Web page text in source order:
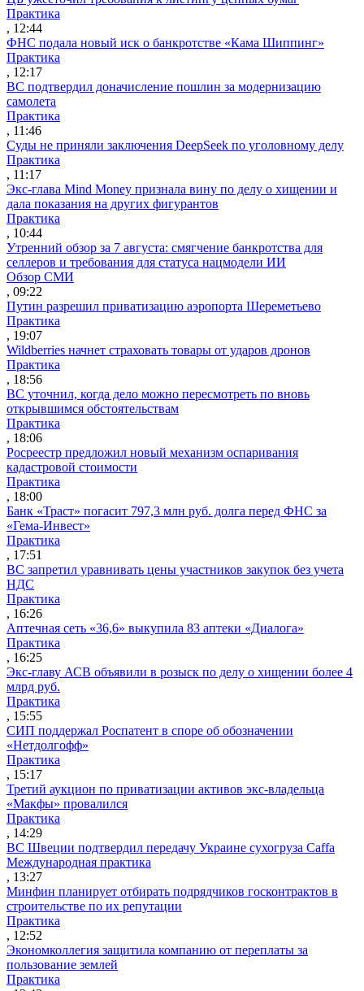
Практика
, 12:44
ФНС подала новый иск о банкротстве «Кама Шиппинг»
Практика
, 12:17
ВС подтвердил доначисление пошлин за модернизацию
самолета
Практика
, 11:46
Суды не приняли заключения DeepSeek по уголовному делу
Практика
, 11:17
Экс-глава Mind Money признала вину по делу о хищении и
дала показания на других фигурантов
Практика
, 10:44
Утренний обзор за 7 августа: смягчение банкротства для
селлеров и требования для статуса нацмодели ИИ
Обзор СМИ
, 09:22
Путин разрешил приватизацию аэропорта Шереметьево
Практика
, 19:07
Wildberries начнет страховать товары от ударов дронов
Практика
, 18:56
ВС уточнил, когда дело можно пересмотреть по вновь
открывшимся обстоятельствам
Практика
, 18:06
Росреестр предложил новый механизм оспаривания
кадастровой стоимости
Практика
, 18:00
Банк «Траст» погасит 797,3 млн руб. долга перед ФНС за
«Гема-Инвест»
Практика
, 17:51
ВС запретил уравнивать цены участников закупок без учета
НДС
Практика
, 16:26
Аптечная сеть «36,6» выкупила 83 аптеки «Диалога»
Практика
, 16:25
Экс-главу АСВ объявили в розыск по делу о хищении более 4
млрд руб.
Практика
, 15:55
СИП поддержал Роспатент в споре об обозначении
«Нетдолгофф»
Практика
, 15:17
Третий аукцион по приватизации активов экс-владельца
«Макфы» провалился
Практика
, 14:29
ВС Швеции подтвердил передачу Украине сухогруза Caffa
Международная практика
, 13:27
Минфин планирует отбирать подрядчиков госконтрактов в
строительстве по их репутации
Практика
, 12:52
Экономколлегия защитила компанию от переплаты за
пользование землей
Практика